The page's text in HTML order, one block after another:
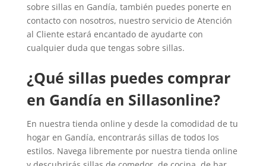
sobre sillas en Gandía, también puedes ponerte en
contacto con nosotros, nuestro servicio de Atención
al Cliente estará encantado de ayudarte con
cualquier duda que tengas sobre sillas.
¿Qué sillas puedes comprar
en Gandía en Sillasonline?
En nuestra tienda online y desde la comodidad de tu
hogar en Gandía, encontrarás sillas de todos los
estilos. Navega libremente por nuestra tienda online